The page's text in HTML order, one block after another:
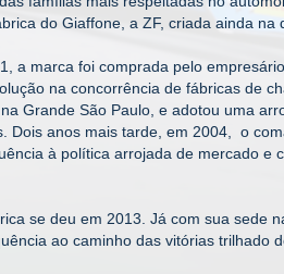
do Giaffone, a ZF, criada ainda na
a marca foi comprada pelo
na concorrência de fábricas de
Grande São Paulo, e adotou uma
Dois anos mais tarde, em 2004, o
à política arrojada de mercado e
se deu em 2013. Já com sua sede
ao caminho das vitórias trilhado